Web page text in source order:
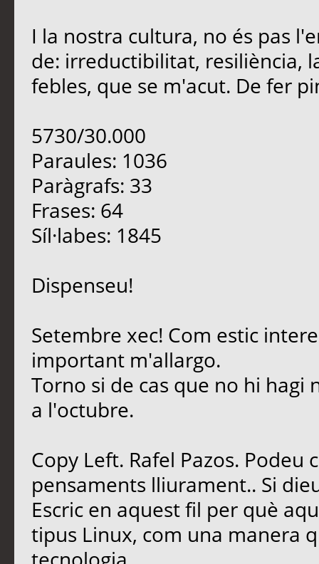
I la nostra cultura, no és pas
de: irreductibilitat, resiliència,
febles, que se m'acut. De fer
5730/30.000
Paraules: 1036
Paràgrafs: 33
Frases: 64
Síl·labes: 1845
Dispenseu!
Setembre xec! Com estic
important m'allargo.
Torno si de cas que no hi
a l'octubre.
Copy Left. Rafel Pazos.
pensaments lliurament.. Si
Escric en aquest fil per què
tipus Linux, com una manera